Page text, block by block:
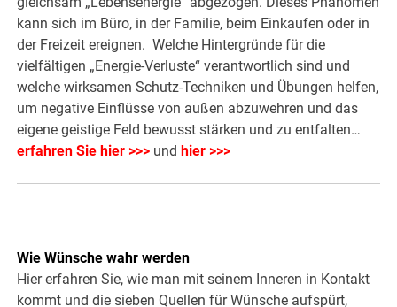
kann sich im Büro, in der Familie, beim Einkaufen oder in
der Freizeit ereignen. Welche Hintergründe für die
vielfältigen „Energie-Verluste“ verantwortlich sind und
welche wirksamen Schutz-Techniken und Übungen helfen,
um negative Einflüsse von außen abzuwehren und das
eigene geistige Feld bewusst stärken und zu entfalten…
erfahren Sie hier >>> und hier >>>
Wie Wünsche wahr werden
Hier erfahren Sie, wie man mit seinem Inneren in Kontakt
kommt und die sieben Quellen für Wünsche aufspürt,